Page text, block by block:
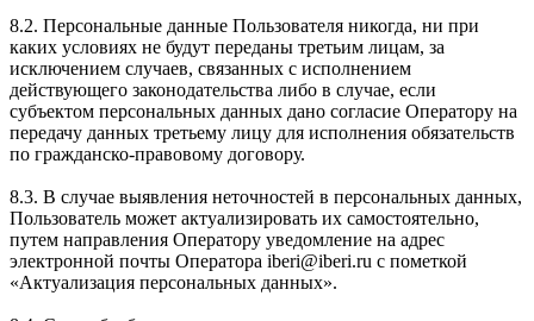
8.2. Персональные данные Пользователя никогда, ни при
каких условиях не будут переданы третьим лицам, за
исключением случаев, связанных с исполнением
действующего законодательства либо в случае, если
субъектом персональных данных дано согласие Оператору на
передачу данных третьему лицу для исполнения обязательств
по гражданско-правовому договору.
8.3. В случае выявления неточностей в персональных данных,
Пользователь может актуализировать их самостоятельно,
путем направления Оператору уведомление на адрес
электронной почты Оператора iberi@iberi.ru с пометкой
«Актуализация персональных данных».